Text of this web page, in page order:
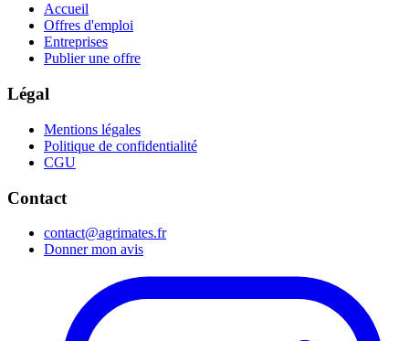
Accueil
Offres d'emploi
Entreprises
Publier une offre
Légal
Mentions légales
Politique de confidentialité
CGU
Contact
contact@agrimates.fr
Donner mon avis